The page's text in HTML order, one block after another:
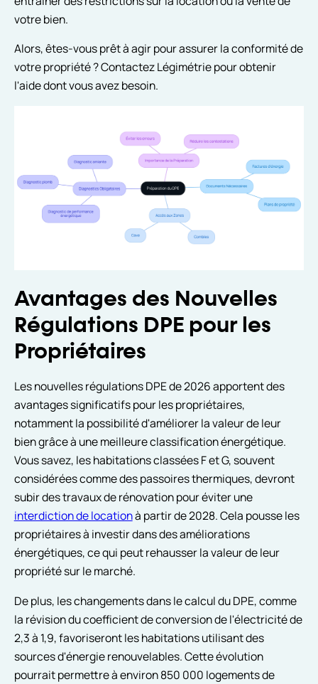
votre bien.
Alors, êtes-vous prêt à agir pour assurer la conformité de
votre propriété ? Contactez Légimétrie pour obtenir
l'aide dont vous avez besoin.
Avantages des Nouvelles
Régulations DPE pour les
Propriétaires
Les nouvelles régulations DPE de 2026 apportent des
avantages significatifs pour les propriétaires,
notamment la possibilité d'améliorer la valeur de leur
bien grâce à une meilleure classification énergétique.
Vous savez, les habitations classées F et G, souvent
considérées comme des passoires thermiques, devront
subir des travaux de rénovation pour éviter une
interdiction de locationà partir de 2028. Cela pousse les
propriétaires à investir dans des améliorations
énergétiques, ce qui peut rehausser la valeur de leur
propriété sur le marché.
De plus, les changements dans le calcul du DPE, comme
la révision du coefficient de conversion de l'électricité de
2,3 à 1,9, favoriseront les habitations utilisant des
sources d'énergie renouvelables. Cette évolution
pourrait permettre à environ 850 000 logements de